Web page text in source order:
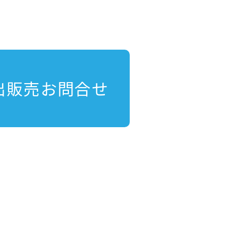
販売お問合せ